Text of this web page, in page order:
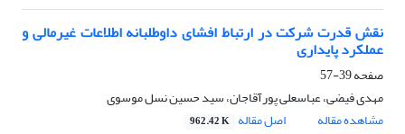
نقش قدرت شرکت در ارتباط افشای داوطلبانه اطلاعات غیرمالی و
عملکرد پایداری
صفحه39-57
مهدی فیضی، عباسعلی پورآقاجان، سید حسین نسل موسوی
مشاهده مقاله
اصل مقاله 962.42 K